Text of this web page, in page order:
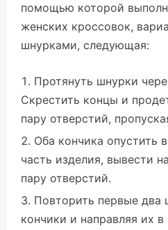
помощью которой
женских кроссовок,
шнурками, следующая:
Протянуть шнурки
Скрестить концы и
пару отверстий,
Оба кончика опустить
часть изделия, вывести
пару отверстий.
Повторить первые два
кончики и направляя их